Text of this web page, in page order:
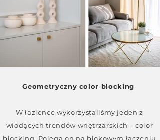
Geometryczny color blocking
W łazience wykorzystaliśmy jeden z
wiodących trendów wnętrzarskich – color